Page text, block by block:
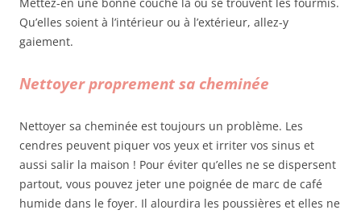
Qu’elles soient à l’intérieur ou à l’extérieur, allez-y
gaiement.
Nettoyer proprement sa cheminée
Nettoyer sa cheminée est toujours un problème. Les
cendres peuvent piquer vos yeux et irriter vos sinus et
aussi salir la maison ! Pour éviter qu’elles ne se dispersent
partout, vous pouvez jeter une poignée de marc de café
humide dans le foyer. Il alourdira les poussières et elles ne